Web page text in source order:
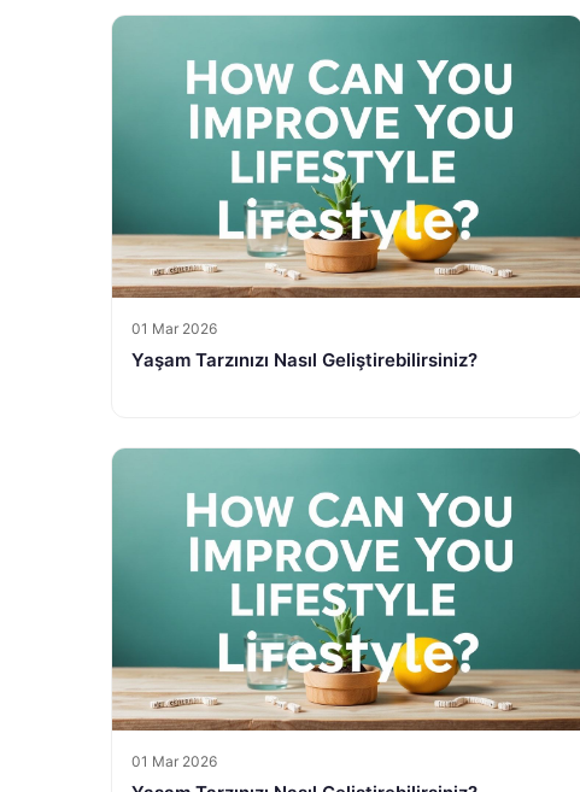
01 Mar 2026
Yaşam Tarzınızı Nasıl Geliştirebilirsiniz?
01 Mar 2026